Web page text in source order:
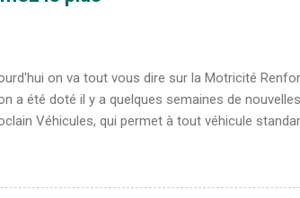
on va tout vous dire sur la Motricité
a été doté il y a quelques semaines de
Véhicules, qui permet à tout véhicule
glissement limité à Motricité Renforcée
afin de le protéger et protégeant